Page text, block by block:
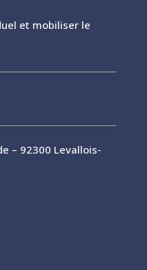
et mobiliser le
– 92300 Levallois-